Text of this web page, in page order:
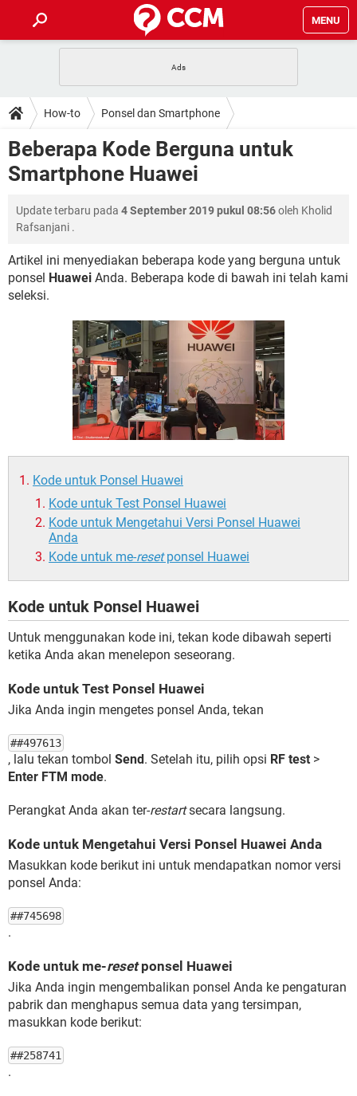
MENU
APLIKASI NONTON FILM & SERI RESET GMAIL
BUAT AKUN TIKTOK APLIKASI VIDEO-CALL
HOW-TO
SAFE MODE ANDROID RESET CLASH OF CLANS
KODE RAHASIA NETFLIX
DOWNLOAD
ADOBE PREMIERE PRO INSTAGRAM UNTUK PC
FORUM
Lupa Password Gmail WiFi Tidak Berfungsi
ENSIKLOPEDIA
Front Office dan Back Office OOP - Data Enkapsulasi
Jenis-jenis Network atau Jaringan
How-to Ponsel dan Smartphone
Beberapa Kode Berguna untuk
Smartphone Huawei
Update terbaru pada 4 September 2019 pukul 08:56oleh Kholid
Rafsanjani .
Artikel ini menyediakan beberapa kode yang berguna untuk
ponsel Huawei Anda. Beberapa kode di bawah ini telah kami
seleksi.
Kode untuk Ponsel Huawei
Kode untuk Test Ponsel Huawei
Kode untuk Mengetahui Versi Ponsel Huawei
Anda
Kode untuk me-resetponsel Huawei
Kode untuk Ponsel Huawei
Untuk menggunakan kode ini, tekan kode dibawah seperti
ketika Anda akan menelepon seseorang.
Kode untuk Test Ponsel Huawei
Jika Anda ingin mengetes ponsel Anda, tekan
##497613
, lalu tekan tombol Send. Setelah itu, pilih opsi RF test >
Enter FTM mode.
Perangkat Anda akan ter-restartsecara langsung.
Kode untuk Mengetahui Versi Ponsel Huawei Anda
Masukkan kode berikut ini untuk mendapatkan nomor versi
ponsel Anda:
##745698
.
Kode untuk me-resetponsel Huawei
Jika Anda ingin mengembalikan ponsel Anda ke pengaturan
pabrik dan menghapus semua data yang tersimpan,
masukkan kode berikut:
##258741
.